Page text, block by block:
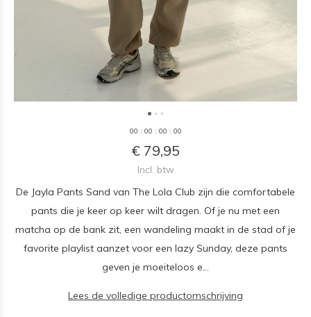
00 : 00 : 00 : 00
€ 79,95
Incl. btw
De Jayla Pants Sand van The Lola Club zijn die comfortabele
pants die je keer op keer wilt dragen. Of je nu met een
matcha op de bank zit, een wandeling maakt in de stad of je
favorite playlist aanzet voor een lazy Sunday, deze pants
geven je moeiteloos e...
Lees de volledige productomschrijving